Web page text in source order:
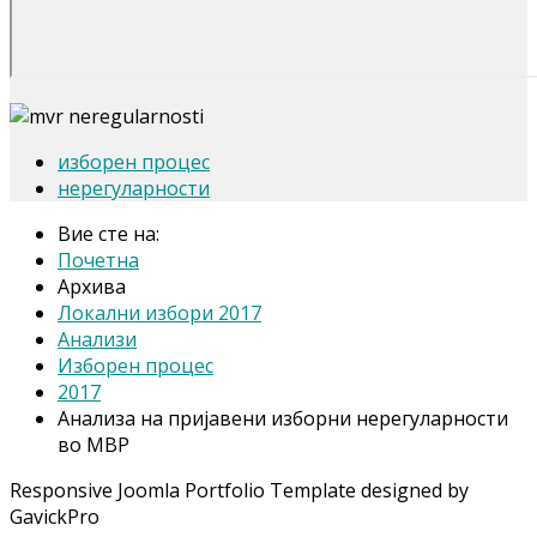
изборен процес
нерегуларности
Вие сте на:
Почетна
Архива
Локални избори 2017
Анализи
Изборен процес
2017
Анализа на пријавени изборни нерегуларности
во МВР
Responsive Joomla Portfolio Template designed by
GavickPro